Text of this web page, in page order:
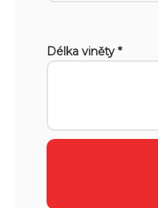
Délka viněty *